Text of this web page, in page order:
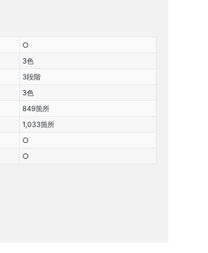
○
3色
3段階
3色
849箇所
1,033箇所
○
○